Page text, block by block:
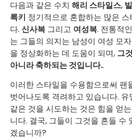
다음과 같은 수치 해리 스타일스,
록키 정기적으로 혼합하는 많은
다. 신사복 그리고 여성복. 전통적
는 그들의 의지는 남성이 여성 모
을 정상화하는 데 도움이 되며, 그
아니라 축하되는 것입니다..
이러한 스타일을 수용함으로써 팬
벗어나도록 격려하고 있습니다. 유
같은 것을 시도하는 것은 힘을 얻
니다. 결국, 그들이 그것을 흔들 수
겠습니까?